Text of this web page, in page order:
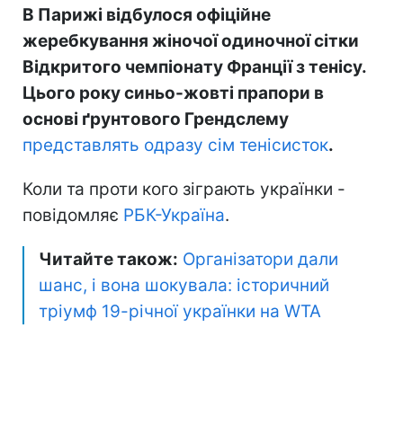
В Парижі відбулося офіційне
жеребкування жіночої одиночної сітки
Відкритого чемпіонату Франції з тенісу.
Цього року синьо-жовті прапори в
основі ґрунтового Грендслему
представлять одразу сім тенісисток.
Коли та проти кого зіграють українки -
повідомляє РБК-Україна.
Читайте також: Організатори дали
шанс, і вона шокувала: історичний
тріумф 19-річної українки на WTA